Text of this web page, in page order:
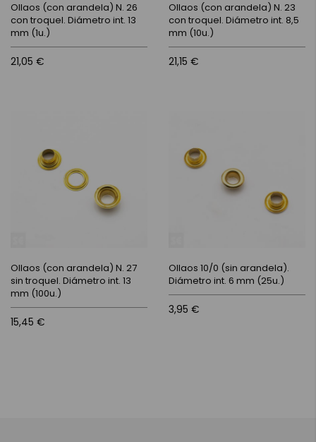
Ollaos (con arandela) N. 26
con troquel. Diámetro int. 13
mm (1u.)
21,05 €
Ollaos (con arandela) N. 23
con troquel. Diámetro int. 8,5
mm (10u.)
21,15 €
Ollaos (con arandela) N. 27
sin troquel. Diámetro int. 13
mm (100u.)
15,45 €
Ollaos 10/0 (sin arandela).
Diámetro int. 6 mm (25u.)
3,95 €